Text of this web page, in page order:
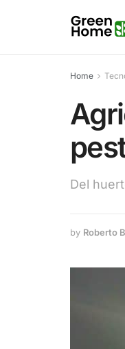
Home
Del
by Roberto